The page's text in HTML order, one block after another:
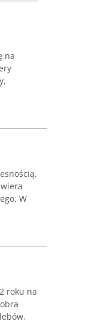
na
W
roku na